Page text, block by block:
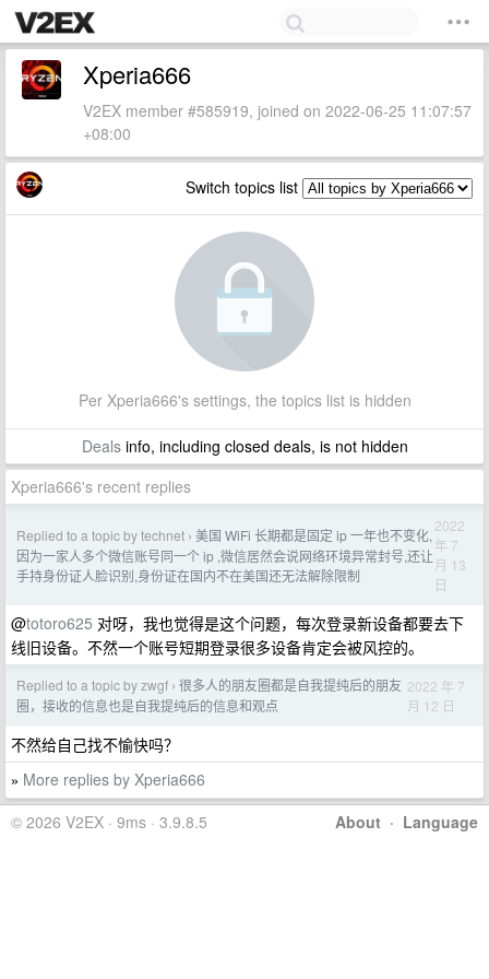
Xperia666
V2EX member #585919, joined on 2022-06-25 11:07:57
+08:00
Switch topics list
Per Xperia666's settings, the topics list is hidden
Dealsinfo, including closed deals, is not hidden
Xperia666's recent replies
Replied to a topic by technet › 美国 WiFi 长期都是固定 ip 一年也不变化,
因为一家人多个微信账号同一个 ip ,微信居然会说网络环境异常封号,还让
手持身份证人脸识别,身份证在国内不在美国还无法解除限制
2022
年 7
月 13
日
@totoro625 对呀，我也觉得是这个问题，每次登录新设备都要去下
线旧设备。不然一个账号短期登录很多设备肯定会被风控的。
Replied to a topic by zwgf › 很多人的朋友圈都是自我提纯后的朋友
圈，接收的信息也是自我提纯后的信息和观点
2022 年 7
月 12 日
不然给自己找不愉快吗？
» More replies by Xperia666
About · Language
© 2026 V2EX · 9ms · 3.9.8.5